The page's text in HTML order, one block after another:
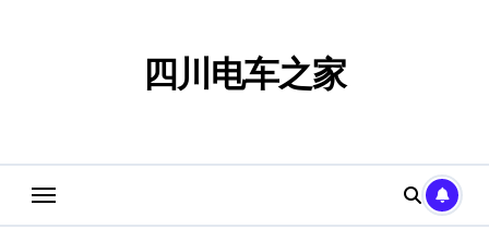
四川电车之家